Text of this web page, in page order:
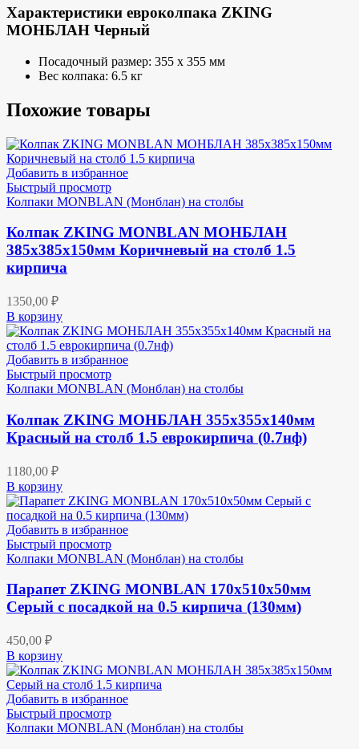
Характеристики евроколпака ZKING
МОНБЛАН Черный
Посадочный размер: 355 х 355 мм
Вес колпака: 6.5 кг
Похожие товары
Добавить в избранное
Быстрый просмотр
Колпаки MONBLAN (Монблан) на столбы
Колпак ZKING MONBLAN МОНБЛАН
385х385х150мм Коричневый на столб 1.5
кирпича
1350,00 ₽
В корзину
Добавить в избранное
Быстрый просмотр
Колпаки MONBLAN (Монблан) на столбы
Колпак ZKING МОНБЛАН 355х355х140мм
Красный на столб 1.5 еврокирпича (0.7нф)
1180,00 ₽
В корзину
Добавить в избранное
Быстрый просмотр
Колпаки MONBLAN (Монблан) на столбы
Парапет ZKING MONBLAN 170х510х50мм
Серый с посадкой на 0.5 кирпича (130мм)
450,00 ₽
В корзину
Добавить в избранное
Быстрый просмотр
Колпаки MONBLAN (Монблан) на столбы